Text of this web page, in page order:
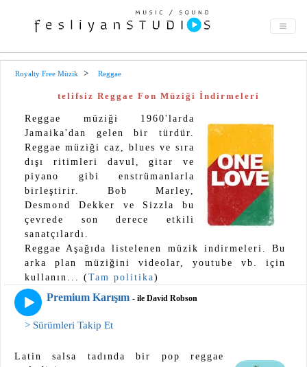
Royalty Free Müzik Reggae
telifsiz Reggae Fon Müziği İndirmeleri
Reggae müziği 1960'larda
Jamaika'dan gelen bir türdür.
Reggae müziği caz, blues ve sıra
dışı ritimleri davul, gitar ve
piyano gibi enstrümanlarla
birleştirir. Bob Marley,
Desmond Dekker ve Sizzla bu
çevrede son derece etkili
sanatçılardı.
Reggae Aşağıda listelenen müzik indirmeleri. Bu
arka plan müziğini videolar, youtube vb. için
kullanın... (Tam politika)
Premium Karışım - ile David Robson
> Sürümleri Takip Et
Latin salsa tadında bir pop reggae